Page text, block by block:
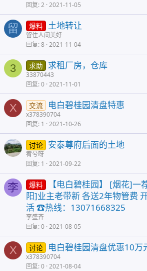
回复 2 2021-11-05
留 爆料 土地转让
留住人间美好
回复 8 2021-11-04
3 求助 求租厂房，仓库
33870443
回复 0 2021-11-01
X 交流 电白碧桂园清盘特惠
x378390704
回复 1 2021-10-26
讨论 安泰尊府后面的土地
宥兮呀
回复 1 2021-09-22
李 爆料
【电白碧桂园】 [烟花]一
阳]业主老带新 各送2年物管费
活 ☎热线：13071668325
李盛齐
回复 0 2021-08-05
X 讨论 电白碧桂园清盘优惠10万
x378390704
回复 0 2021-08-04